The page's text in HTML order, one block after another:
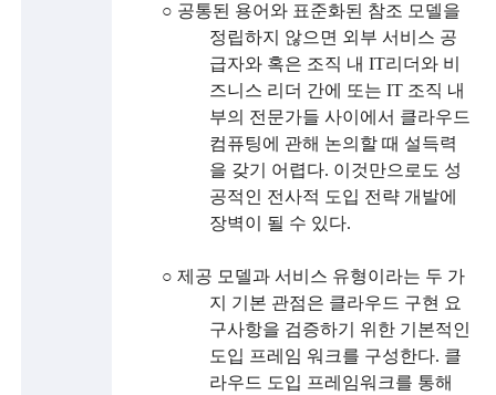
a
n
○ 공통된 용어와 표준화된 참조 모델을
정립하지 않으면 외부 서비스 공
급자와 혹은 조직 내IT리더와 비
즈니스 리더 간에 또는IT 조직 내
부의 전문가들 사이에서 클라우드
컴퓨팅에 관해 논의할 때 설득력
을 갖기 어렵다. 이것만으로도 성
공적인 전사적 도입 전략 개발에
장벽이 될 수 있다.
○ 제공 모델과 서비스 유형이라는 두 가
지 기본 관점은 클라우드 구현 요
구사항을 검증하기 위한 기본적인
도입 프레임 워크를 구성한다. 클
라우드 도입 프레임워크를 통해